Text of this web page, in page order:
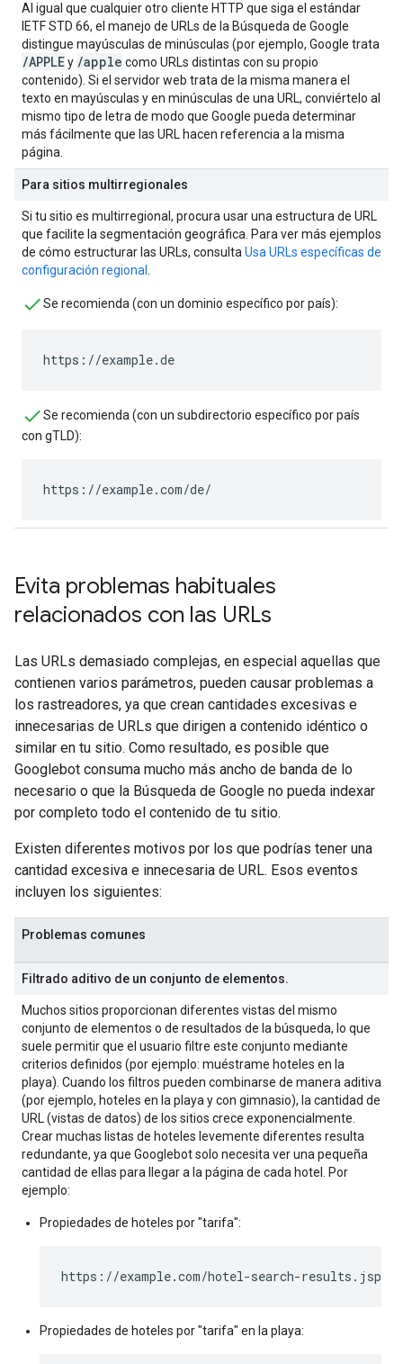
Al igual que cualquier otro cliente HTTP que siga el estándar
IETF STD 66, el manejo de URLs de la Búsqueda de Google
distingue mayúsculas de minúsculas (por ejemplo, Google trata
/APPLEy /apple como URLs distintas con su propio
contenido). Si el servidor web trata de la misma manera el
texto en mayúsculas y en minúsculas de una URL, conviértelo al
mismo tipo de letra de modo que Google pueda determinar
más fácilmente que las URL hacen referencia a la misma
página.
Para sitios multirregionales
Si tu sitio es multirregional, procura usar una estructura de URL
que facilite la segmentación geográfica. Para ver más ejemplos
de cómo estructurar las URLs, consulta Usa URLs específicas de
configuración regional
Se recomienda (con un dominio específico por país):
https://example.de
Se recomienda (con un subdirectorio específico por país
con gTLD):
https://example.com/de/
Evita problemas habituales
relacionados con las URLs
Las URLs demasiado complejas, en especial aquellas que
contienen varios parámetros, pueden causar problemas a
los rastreadores, ya que crean cantidades excesivas e
innecesarias de URLs que dirigen a contenido idéntico o
similar en tu sitio. Como resultado, es posible que
Googlebot consuma mucho más ancho de banda de lo
necesario o que la Búsqueda de Google no pueda indexar
por completo todo el contenido de tu sitio.
Existen diferentes motivos por los que podrías tener una
cantidad excesiva e innecesaria de URL. Esos eventos
incluyen los siguientes:
Problemas comunes
Filtrado aditivo de un conjunto de elementos.
Muchos sitios proporcionan diferentes vistas del mismo
conjunto de elementos o de resultados de la búsqueda, lo que
suele permitir que el usuario filtre este conjunto mediante
criterios definidos (por ejemplo: muéstrame hoteles en la
playa). Cuando los filtros pueden combinarse de manera aditiva
(por ejemplo, hoteles en la playa y con gimnasio), la cantidad de
URL (vistas de datos) de los sitios crece exponencialmente.
Crear muchas listas de hoteles levemente diferentes resulta
redundante, ya que Googlebot solo necesita ver una pequeña
cantidad de ellas para llegar a la página de cada hotel. Por
ejemplo:
Propiedades de hoteles por "tarifa":
https://example.com/hotel-search-
Propiedades de hoteles por "tarifa" en la playa: